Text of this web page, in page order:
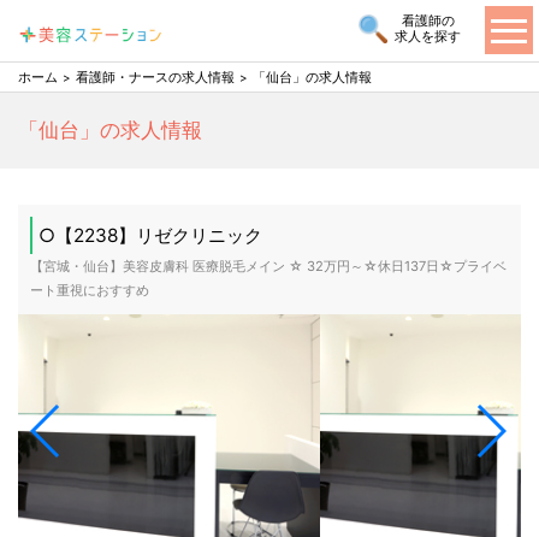
看護師の
求人を探す
ホーム 看護師・ナースの求人情報 「仙台」の求人情報
「仙台」の求人情報
○【2238】リゼクリニック
【宮城・仙台】美容皮膚科 医療脱毛メイン ☆ 32万円～☆休日137日☆プライベ
ート重視におすすめ